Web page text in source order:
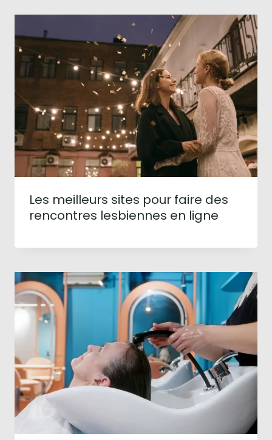
Les meilleurs sites pour faire des
rencontres lesbiennes en ligne